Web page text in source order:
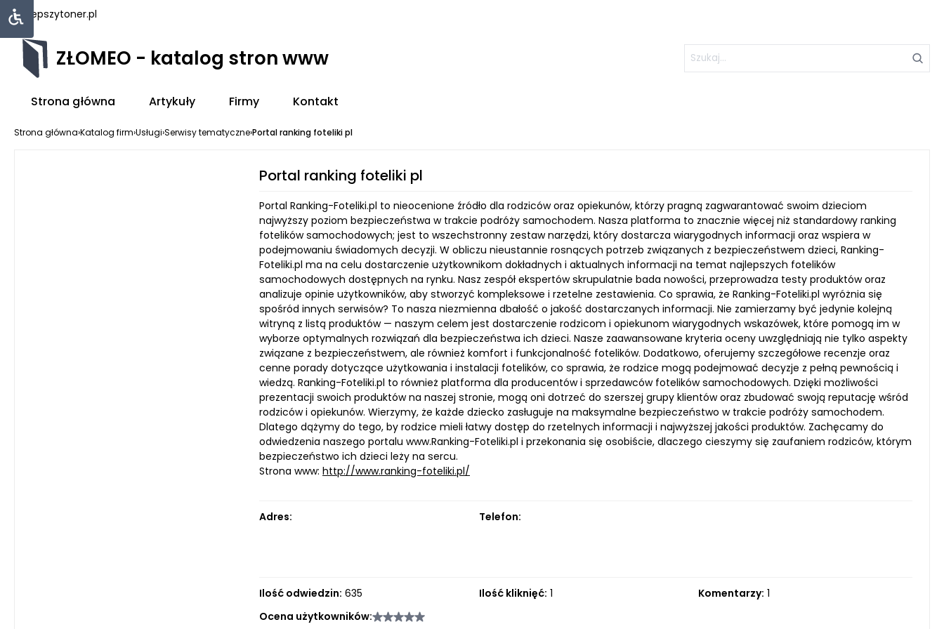
najlepszytoner.pl
ZŁOMEO - katalog stron www
Strona główna Artykuły Firmy Kontakt
Strona główna›Katalog firm›Usługi›Serwisy tematyczne›Portal ranking foteliki pl
Portal ranking foteliki pl
Portal Ranking-Foteliki.pl to nieocenione źródło dla rodziców oraz opiekunów, którzy pragną zagwarantować swoim dzieciom
najwyższy poziom bezpieczeństwa w trakcie podróży samochodem. Nasza platforma to znacznie więcej niż standardowy ranking
fotelików samochodowych; jest to wszechstronny zestaw narzędzi, który dostarcza wiarygodnych informacji oraz wspiera w
podejmowaniu świadomych decyzji. W obliczu nieustannie rosnących potrzeb związanych z bezpieczeństwem dzieci, Ranking-
Foteliki.pl ma na celu dostarczenie użytkownikom dokładnych i aktualnych informacji na temat najlepszych fotelików
samochodowych dostępnych na rynku. Nasz zespół ekspertów skrupulatnie bada nowości, przeprowadza testy produktów oraz
analizuje opinie użytkowników, aby stworzyć kompleksowe i rzetelne zestawienia. Co sprawia, że Ranking-Foteliki.pl wyróżnia się
spośród innych serwisów? To nasza niezmienna dbałość o jakość dostarczanych informacji. Nie zamierzamy być jedynie kolejną
witryną z listą produktów — naszym celem jest dostarczenie rodzicom i opiekunom wiarygodnych wskazówek, które pomogą im w
wyborze optymalnych rozwiązań dla bezpieczeństwa ich dzieci. Nasze zaawansowane kryteria oceny uwzględniają nie tylko aspekty
związane z bezpieczeństwem, ale również komfort i funkcjonalność fotelików. Dodatkowo, oferujemy szczegółowe recenzje oraz
cenne porady dotyczące użytkowania i instalacji fotelików, co sprawia, że rodzice mogą podejmować decyzje z pełną pewnością i
wiedzą. Ranking-Foteliki.pl to również platforma dla producentów i sprzedawców fotelików samochodowych. Dzięki możliwości
prezentacji swoich produktów na naszej stronie, mogą oni dotrzeć do szerszej grupy klientów oraz zbudować swoją reputację wśród
rodziców i opiekunów. Wierzymy, że każde dziecko zasługuje na maksymalne bezpieczeństwo w trakcie podróży samochodem.
Dlatego dążymy do tego, by rodzice mieli łatwy dostęp do rzetelnych informacji i najwyższej jakości produktów. Zachęcamy do
odwiedzenia naszego portalu www.Ranking-Foteliki.pl i przekonania się osobiście, dlaczego cieszymy się zaufaniem rodziców, którym
bezpieczeństwo ich dzieci leży na sercu.
Strona www: http://www.ranking-foteliki.pl/
Adres: Telefon:
Ilość odwiedzin: 635 Ilość kliknięć: 1 Komentarzy: 1
Ocena użytkowników: